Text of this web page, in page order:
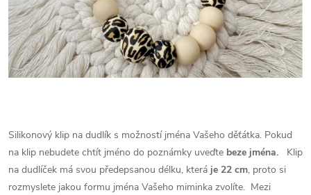
Silikonový klip na dudlík s možností jména Vašeho děťátka. Pokud
na klip nebudete chtít jméno do poznámky uveďte beze jména.
Klip
na dudlíček má svou předepsanou délku, která je 22 cm, proto si
rozmyslete jakou formu jména Vašeho miminka zvolíte. Mezi